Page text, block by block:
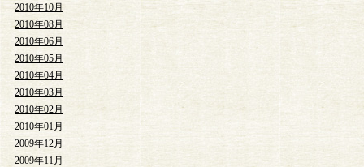
2010年10月
2010年08月
2010年06月
2010年05月
2010年04月
2010年03月
2010年02月
2010年01月
2009年12月
2009年11月